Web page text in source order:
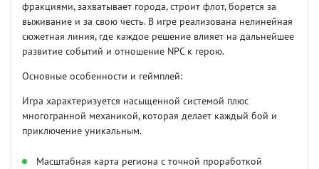
фракциями, захватывает города, строит флот, борется за
выживание и за свою честь. В игре реализована нелинейная
сюжетная линия, где каждое решение влияет на дальнейшее
развитие событий и отношение NPC к герою.
Основные особенности и геймплей:
Игра характеризуется насыщенной системой плюс
многогранной механикой, которая делает каждый бой и
приключение уникальным.
Масштабная карта региона с точной проработкой